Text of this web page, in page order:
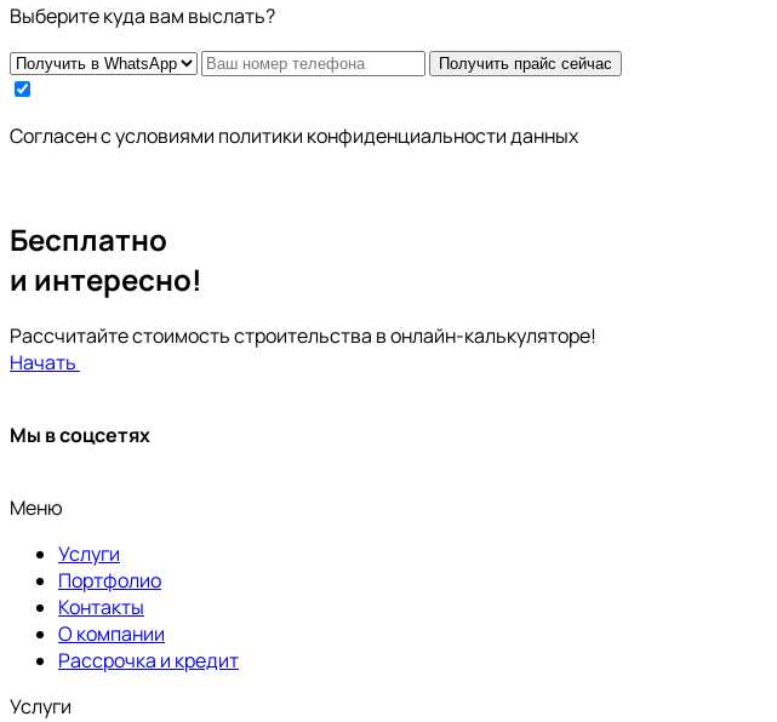
Выберите куда вам выслать?
Получить прайс сейчас
Cогласен с условиями политики конфиденциальности данных
Бесплатно
и интересно!
Рассчитайте стоимость строительства в онлайн-калькуляторе!
Начать
Мы в соцсетях
Меню
Услуги
Портфолио
Контакты
О компании
Рассрочка и кредит
Услуги